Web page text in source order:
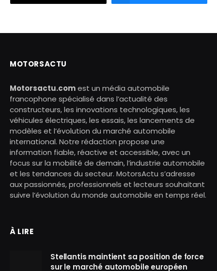
MOTORSACTU
Motorsactu.comest un média automobile
francophone spécialisé dans l’actualité des
constructeurs, les innovations technologiques, les
véhicules électriques, les essais, les lancements de
modèles et l’évolution du marché automobile
international. Notre rédaction propose une
information fiable, réactive et accessible, avec un
focus sur la mobilité de demain, l’industrie automobile
et les tendances du secteur. MotorsActu s’adresse
aux passionnés, professionnels et lecteurs souhaitant
suivre l’évolution du monde automobile en temps réel.
À LIRE
Stellantis maintient sa position de force
sur le marché automobile européen